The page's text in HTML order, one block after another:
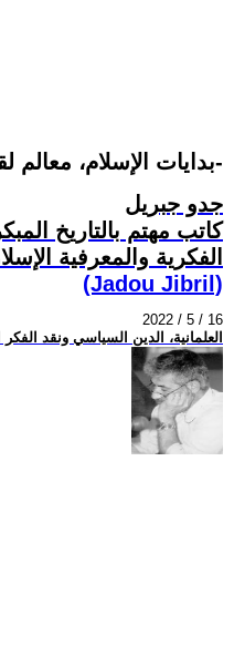
-بدايات الإسلام، معالم لقصة جديدة-
جدو جبريل
كاتب مهتم بالتاريخ
الفكرية والمعرفية
(Jadou Jibril)
2022 / 5 / 16
العلمانية، الدين السياسي ونقد الفكر